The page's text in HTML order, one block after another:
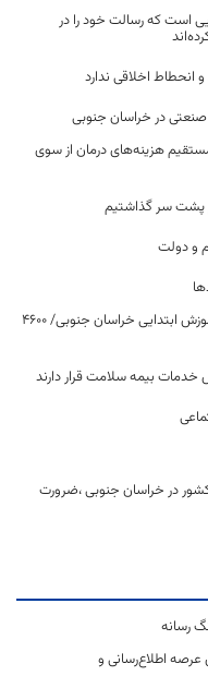
است که رسالت خود را در
اخلاقی ندارد
صنعتی در خراسان جنوبی
هزینه‌های درمان از سوی
پشت سر گذاشتیم
و دولت
تقدیر مقام عالی وزارت از عملکرد جهادی معاونت آموزش ابتدایی خراسان جنوبی/ ۴۶۰۰
در خراسان جنوبی ،ضرورت
رسانه
اطلاع‌رسانی و